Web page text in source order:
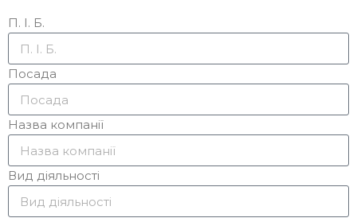
П. І. Б.
Посада
Назва компанії
Вид діяльності